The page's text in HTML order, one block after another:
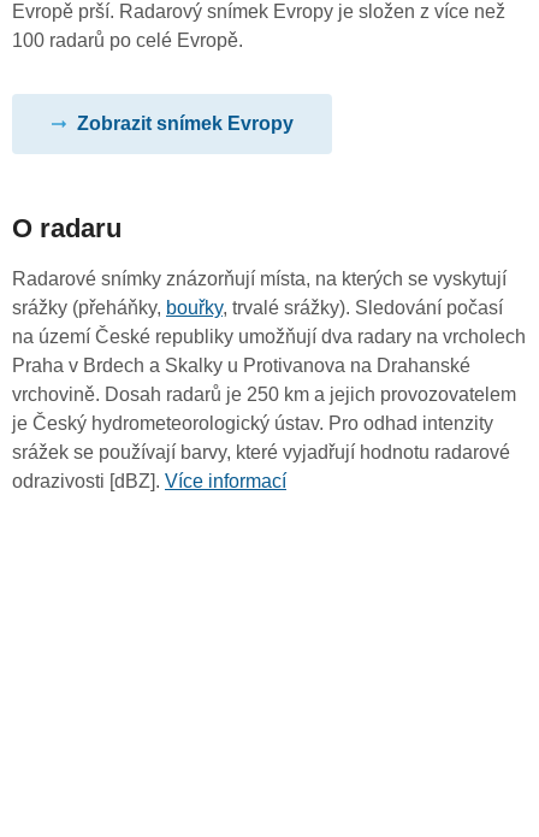
Evropě prší. Radarový snímek Evropy je složen z více než
100 radarů po celé Evropě.
Zobrazit snímek Evropy
O radaru
Radarové snímky znázorňují místa, na kterých se vyskytují
srážky (přeháňky, bouřky, trvalé srážky). Sledování počasí
na území České republiky umožňují dva radary na vrcholech
Praha v Brdech a Skalky u Protivanova na Drahanské
vrchovině. Dosah radarů je 250 km a jejich provozovatelem
je Český hydrometeorologický ústav. Pro odhad intenzity
srážek se používají barvy, které vyjadřují hodnotu radarové
odrazivosti [dBZ]. Více informací